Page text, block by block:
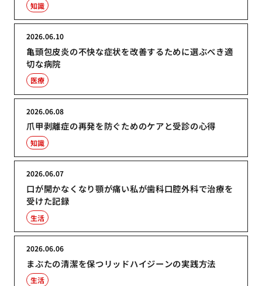
知識
亀頭包皮炎の不快な症状を改善するために選ぶべき適
切な病院
2026.06.10
医療
爪甲剥離症の再発を防ぐためのケアと受診の心得
2026.06.08
知識
口が開かなくなり顎が痛い私が歯科口腔外科で治療を
受けた記録
2026.06.07
生活
まぶたの清潔を保つリッドハイジーンの実践方法
2026.06.06
生活